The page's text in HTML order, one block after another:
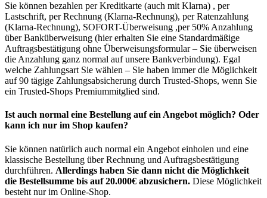
Sie können bezahlen per Kreditkarte (auch mit Klarna) , per
Lastschrift, per Rechnung (Klarna-Rechnung), per Ratenzahlung
(Klarna-Rechnung), SOFORT-Überweisung ,per 50% Anzahlung
über Banküberweisung (hier erhalten Sie eine Standardmäßige
Auftragsbestätigung ohne Überweisungsformular – Sie überweisen
die Anzahlung ganz normal auf unsere Bankverbindung). Egal
welche Zahlungsart Sie wählen – Sie haben immer die Möglichkeit
auf 90 tägige Zahlungsabsicherung durch Trusted-Shops, wenn Sie
ein Trusted-Shops Premiummitglied sind.
Ist auch normal eine Bestellung auf ein Angebot möglich? Oder
kann ich nur im Shop kaufen?
Sie können natürlich auch normal ein Angebot einholen und eine
klassische Bestellung über Rechnung und Auftragsbestätigung
durchführen. Allerdings haben Sie dann nicht die Möglichkeit
die Bestellsumme bis auf 20.000€ abzusichern. Diese Möglichkeit
besteht nur im Online-Shop.